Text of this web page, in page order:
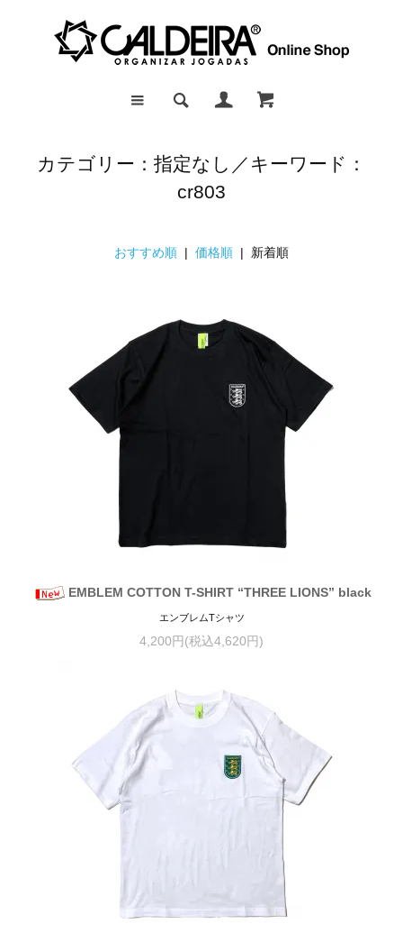
カテゴリー：指定なし／キーワード：
cr803
おすすめ順 | 価格順 | 新着順
EMBLEM COTTON T-SHIRT “THREE LIONS” black
エンブレムTシャツ
4,200円(税込4,620円)